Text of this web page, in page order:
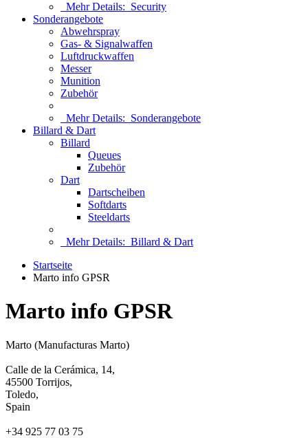
Mehr Details: Security
Sonderangebote
Abwehrspray
Gas- & Signalwaffen
Luftdruckwaffen
Messer
Munition
Zubehör
Mehr Details: Sonderangebote
Billard & Dart
Billard
Queues
Zubehör
Dart
Dartscheiben
Softdarts
Steeldarts
Mehr Details: Billard & Dart
Startseite
Marto info GPSR
Marto info GPSR
Marto (Manufacturas Marto)
Calle de la Cerámica, 14,
45500 Torrijos,
Toledo,
Spain
+34 925 77 03 75